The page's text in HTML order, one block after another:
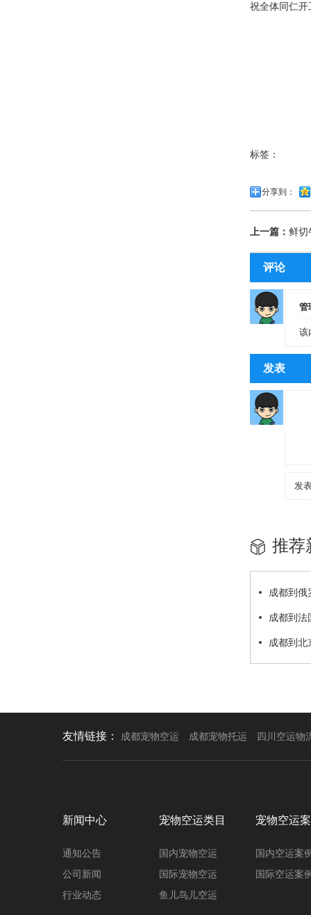
祝全体同仁
标签：
分享到：
上一篇： 鲜切
评论
管
该
发表
推荐
成都到俄
成都到法
成都到北
友情链接： 成都宠物空运 成都宠物托运 四川空运物
新闻中心
通知公告
公司新闻
行业动态
宠物空运类目
国内宠物空运
国际宠物空运
鱼儿鸟儿空运
宠物空运
国内空运案
国际空运案